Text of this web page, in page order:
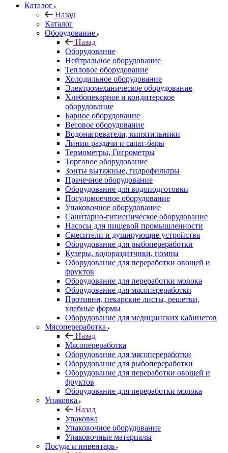
Каталог
Назад
Каталог
Оборудование
Назад
Оборудование
Нейтральное оборудование
Тепловое оборудование
Холодильное оборудование
Электромеханическое оборудование
Хлебопекарное и кондитерское
оборудование
Барное оборудование
Весовое оборудование
Водонагреватели, кипятильники
Линии раздачи и салат-бары
Термометры, Гигрометры
Торговое оборудование
Зонты вытяжные, гидрофильтры
Прачечное оборудование
Оборудование для водоподготовки
Посудомоечное оборудование
Упаковочное оборудование
Санитарно-гигиеническое оборудование
Насосы для пищевой промышленности
Смесители и душирующие устройства
Оборудование для рыбопереработки
Кулеры, водораздатчики, помпы
Оборудование для переработки овощей и
фруктов
Оборудование для переработки молока
Оборудование для мясопереработки
Противни, пекарские листы, решетки,
хлебные формы
Оборудование для медицинских кабинетов
Мясопереработка
Назад
Мясопереработка
Оборудование для мясопереработки
Оборудование для рыбопереработки
Оборудование для переработки овощей и
фруктов
Оборудование для переработки молока
Упаковка
Назад
Упаковка
Упаковочное оборудование
Упаковочные материалы
Посуда и инвентарь